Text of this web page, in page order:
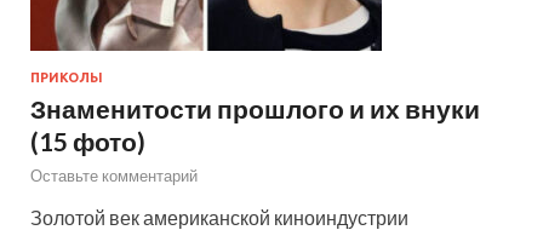
ПРИКОЛЫ
Знаменитости прошлого и их внуки
(15 фото)
Оставьте комментарий
Золотой век американской киноиндустрии